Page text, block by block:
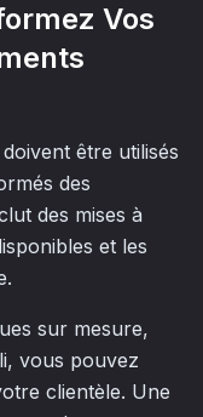
Vos
être utilisés
des
des mises à
et les
sur mesure,
vous pouvez
clientèle. Une